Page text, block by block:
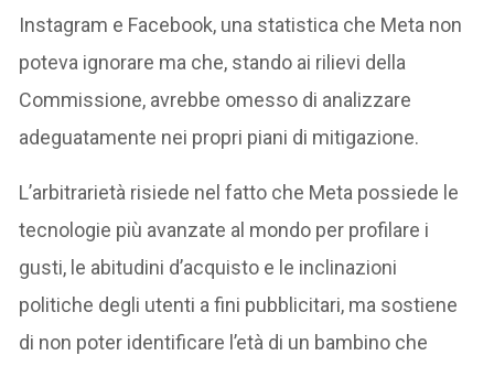
Instagram e Facebook, una statistica che Meta non
poteva ignorare ma che, stando ai rilievi della
Commissione, avrebbe omesso di analizzare
adeguatamente nei propri piani di mitigazione.
L’arbitrarietà risiede nel fatto che Meta possiede le
tecnologie più avanzate al mondo per profilare i
gusti, le abitudini d’acquisto e le inclinazioni
politiche degli utenti a fini pubblicitari, ma sostiene
di non poter identificare l’età di un bambino che